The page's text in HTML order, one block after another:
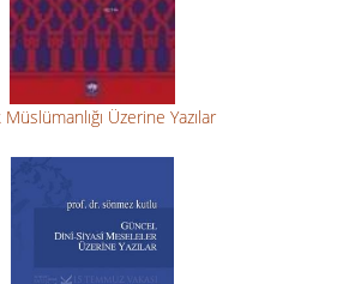
Üzerine Yazılar